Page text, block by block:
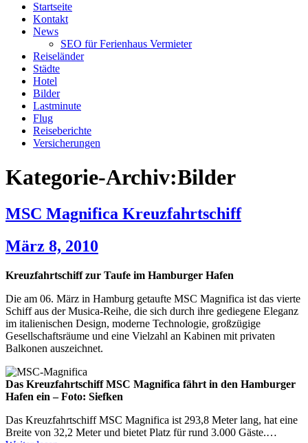
Startseite
Kontakt
News
SEO für Ferienhaus Vermieter
Reiseländer
Städte
Hotel
Bilder
Lastminute
Flug
Reiseberichte
Versicherungen
Kategorie-Archiv:Bilder
MSC Magnifica Kreuzfahrtschiff
März 8, 2010
Kreuzfahrtschiff zur Taufe im Hamburger Hafen
Die am 06. März in Hamburg getaufte MSC Magnifica ist das vierte
Schiff aus der Musica-Reihe, die sich durch ihre gediegene Eleganz
im italienischen Design, moderne Technologie, großzügige
Gesellschaftsräume und eine Vielzahl an Kabinen mit privaten
Balkonen auszeichnet.
Das Kreuzfahrtschiff MSC Magnifica fährt in den Hamburger
Hafen ein – Foto: Siefken
Das Kreuzfahrtschiff MSC Magnifica ist 293,8 Meter lang, hat eine
Breite von 32,2 Meter und bietet Platz für rund 3.000 Gäste.…